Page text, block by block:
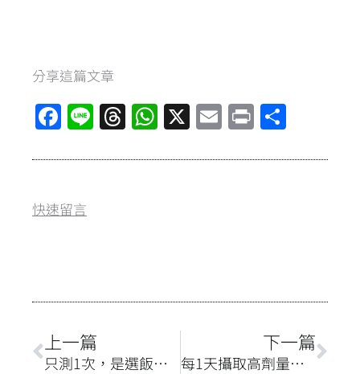
分享這篇文章
F
a
ce
b
o
Li
n
e
T
hr
e
W
h
at
X E
m
ai
Pr
in
t
快速留言
上一頁
上一篇
只測1次，是選飯前血糖還是飯後血糖比較準？
下一篇
每1天攝取高劑量維生素D反而會對骨質不好？
下